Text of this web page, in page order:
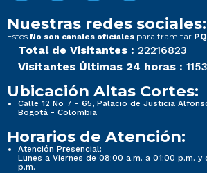
Nuestras redes sociales:
Estos No son canales oficiales para tramitar
Total de Visitantes : 22216823
Visitantes Últimas 24 horas :
Ubicación Altas Cortes:
Calle 12 No 7 - 65, Palacio de Justicia
Bogotá - Colombia
Horarios de Atención:
Atención Presencial:
Lunes a Viernes de 08:00 a.m. a 01:00 p.m. y
p.m.